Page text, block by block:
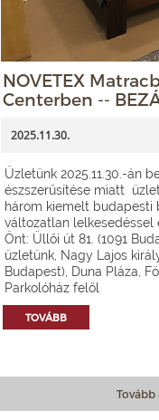
NOVETEX
Centerben --
2025.11.30.
Üzletünk 2025.11.30.-án
észszerűsítése miatt
három kiemelt
változatlan lelkesedéssel
Önt: Üllői út 81. (1091
üzletünk, Nagy Lajos
Budapest), Duna Pláza,
Parkolóház felől
TOVÁBB
Tovább